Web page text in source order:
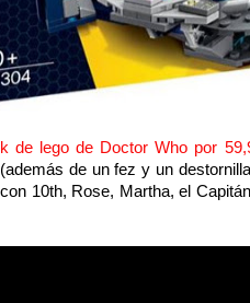
de lego de Doctor Who por
de un fez y un
10th, Rose, Martha, el